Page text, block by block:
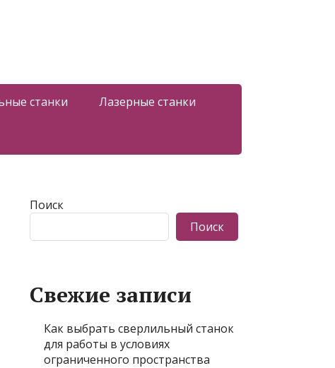
станки Лазерные станки
Поиск
Поиск
Свежие записи
Как выбрать сверлильный станок
для работы в условиях
ограниченного пространства